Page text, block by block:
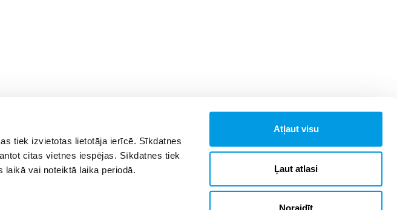
tiek izvietotas lietotāja ierīcē. Sīkdatnes
citas vietnes iespējas. Sīkdatnes tiek
laikā vai noteiktā laika periodā.
Atļaut visu
Ļaut atlasi
Noraidīt